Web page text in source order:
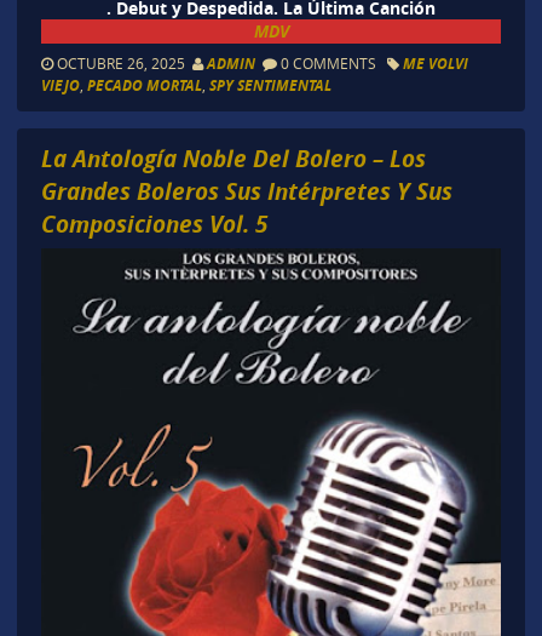
. Debut y Despedida. La Última Canción
MDV
OCTUBRE 26, 2025 ADMIN 0 COMMENTS
ME VOLVI
VIEJO, PECADO MORTAL, SPY SENTIMENTAL
La Antología Noble Del Bolero – Los
Grandes Boleros Sus Intérpretes Y Sus
Composiciones Vol. 5